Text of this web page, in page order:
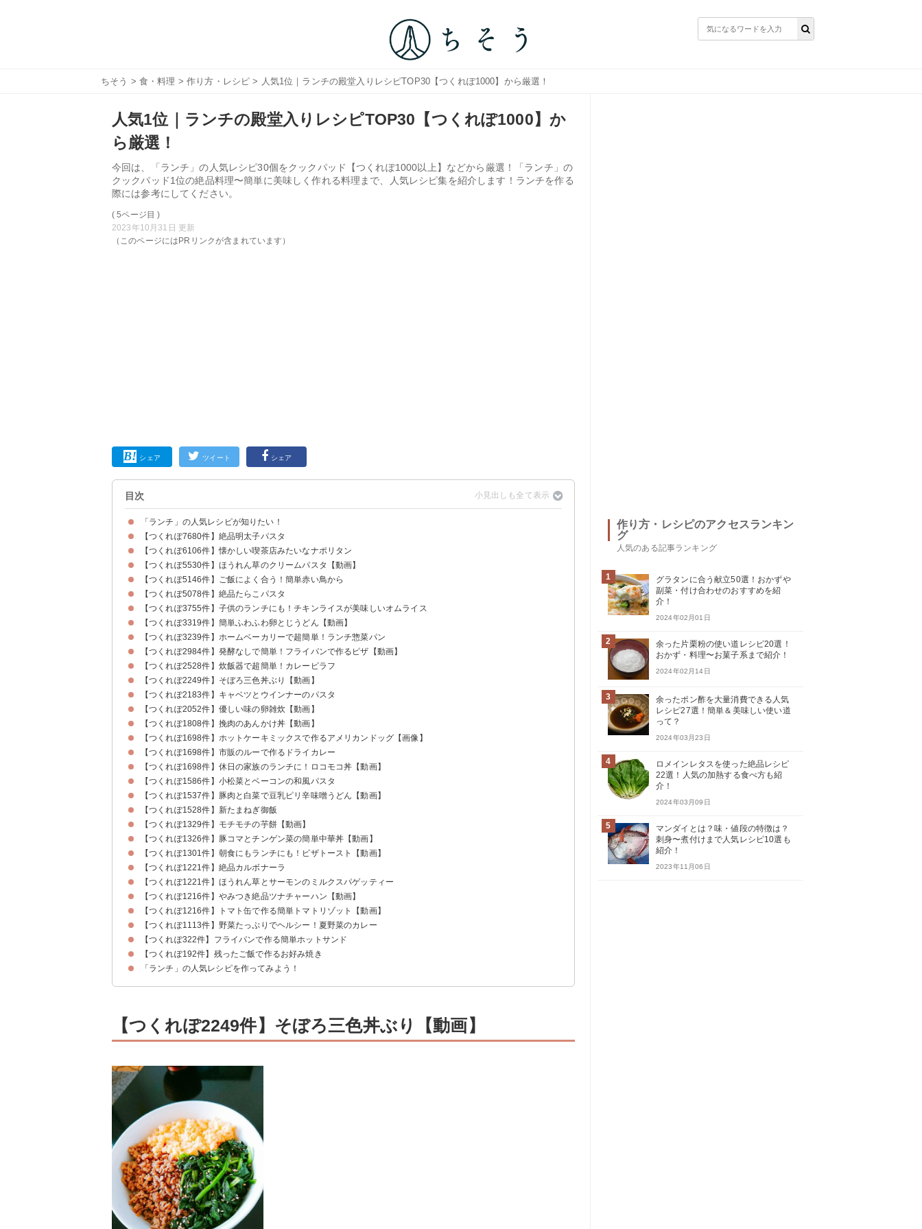
ちそう > 食・料理 >作り方・レシピ > 人気1位｜ランチの殿堂入りレシピTOP30【つくれぽ1000】から厳選！
人気1位｜ランチの殿堂入りレシピTOP30【つくれぽ1000】か
ら厳選！
今回は、「ランチ」の人気レシピ30個をクックパッド【つくれぽ1000以上】などから厳選！「ランチ」の
クックパッド1位の絶品料理〜簡単に美味しく作れる料理まで、人気レシピ集を紹介します！ランチを作る
際には参考にしてください。
( 5ページ目 )
2023年10月31日 更新
（このページにはPRリンクが含まれています）
シェア ツイート シェア
目次
「ランチ」の人気レシピが知りたい！
【つくれぽ7680件】絶品明太子パスタ
【つくれぽ6106件】懐かしい喫茶店みたいなナポリタン
【つくれぽ5530件】ほうれん草のクリームパスタ【動画】
【つくれぽ5146件】ご飯によく合う！簡単赤い鳥から
【つくれぽ5078件】絶品たらこパスタ
【つくれぽ3755件】子供のランチにも！チキンライスが美味しいオムライス
【つくれぽ3319件】簡単ふわふわ卵とじうどん【動画】
【つくれぽ3239件】ホームベーカリーで超簡単！ランチ惣菜パン
【つくれぽ2984件】発酵なしで簡単！フライパンで作るピザ【動画】
【つくれぽ2528件】炊飯器で超簡単！カレーピラフ
【つくれぽ2249件】そぼろ三色丼ぶり【動画】
【つくれぽ2183件】キャベツとウインナーのパスタ
【つくれぽ2052件】優しい味の卵雑炊【動画】
【つくれぽ1808件】挽肉のあんかけ丼【動画】
【つくれぽ1698件】ホットケーキミックスで作るアメリカンドッグ【画像】
【つくれぽ1698件】市販のルーで作るドライカレー
【つくれぽ1698件】休日の家族のランチに！ロコモコ丼【動画】
【つくれぽ1586件】小松菜とベーコンの和風パスタ
【つくれぽ1537件】豚肉と白菜で豆乳ピリ辛味噌うどん【動画】
【つくれぽ1528件】新たまねぎ御飯
【つくれぽ1329件】モチモチの芋餅【動画】
【つくれぽ1326件】豚コマとチンゲン菜の簡単中華丼【動画】
【つくれぽ1301件】朝食にもランチにも！ピザトースト【動画】
【つくれぽ1221件】絶品カルボナーラ
【つくれぽ1221件】ほうれん草とサーモンのミルクスパゲッティー
【つくれぽ1216件】やみつき絶品ツナチャーハン【動画】
【つくれぽ1216件】トマト缶で作る簡単トマトリゾット【動画】
【つくれぽ1113件】野菜たっぷりでヘルシー！夏野菜のカレー
【つくれぽ322件】フライパンで作る簡単ホットサンド
【つくれぽ192件】残ったご飯で作るお好み焼き
「ランチ」の人気レシピを作ってみよう！
【つくれぽ2249件】そぼろ三色丼ぶり【動画】
作り方・レシピのアクセスランキン
グ
人気のある記事ランキング
1
グラタンに合う献立50選！おかずや
副菜・付け合わせのおすすめを紹
介！
2024年02月01日
2
余った片栗粉の使い道レシピ20選！
おかず・料理〜お菓子系まで紹介！
2024年02月14日
3
余ったポン酢を大量消費できる人気
レシピ27選！簡単＆美味しい使い道
って？
2024年03月23日
4
ロメインレタスを使った絶品レシピ
22選！人気の加熱する食べ方も紹
介！
2024年03月09日
5
マンダイとは？味・値段の特徴は？
刺身〜煮付けまで人気レシピ10選も
紹介！
2023年11月06日